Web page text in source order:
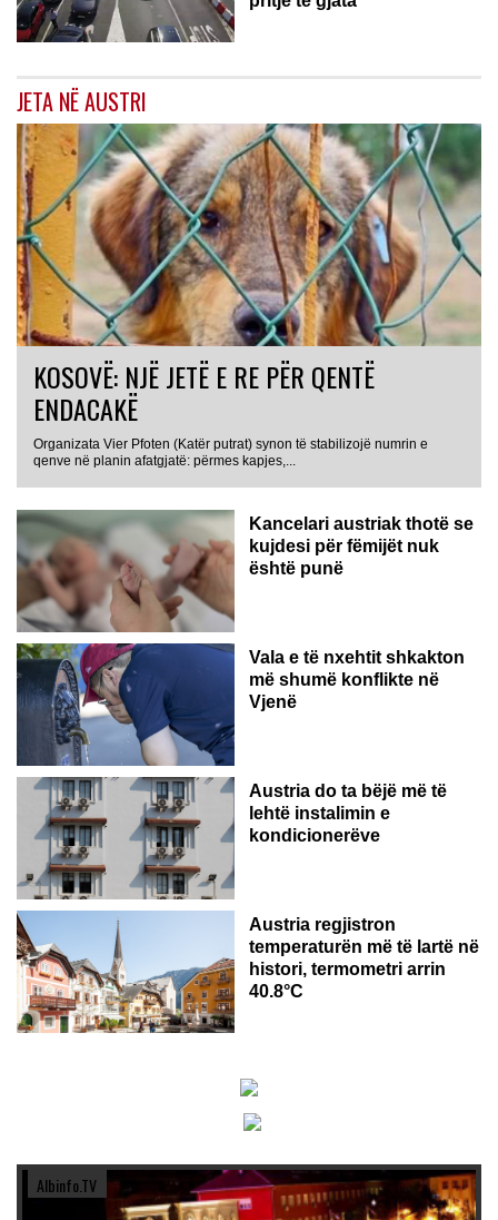
JETA NË AUSTRI
KOSOVË: NJË JETË E RE PËR QENTË
ENDACAKË
Organizata Vier Pfoten (Katër putrat) synon të stabilizojë numrin e
qenve në planin afatgjatë: përmes kapjes,...
Kancelari austriak thotë se
kujdesi për fëmijët nuk
është punë
Vala e të nxehtit shkakton
më shumë konflikte në
Vjenë
Austria do ta bëjë më të
lehtë instalimin e
kondicionerëve
Austria regjistron
temperaturën më të lartë në
histori, termometri arrin
40.8°C
Albinfo.TV